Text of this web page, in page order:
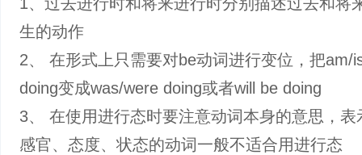
生的动作
2、 在形式上只需要对be动词进行变位，把am/
doing变成was/were doing或者will be doing
3、 在使用进行态时要注意动词本身的意思，表
感官、态度、状态的动词一般不适合用进行态